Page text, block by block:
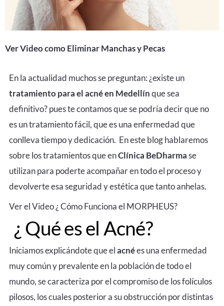
Ver Video como Eliminar Manchas y Pecas
En la actualidad muchos se preguntan: ¿existe un
tratamiento para el acné en Medellínque sea
definitivo? pues te contamos que se podría decir que no
es un tratamiento fácil, que es una enfermedad que
conlleva tiempo y dedicación. En este blog hablaremos
sobre los tratamientos que enClínica BeDharmase
utilizan para poderte acompañar en todo el proceso y
devolverte esa seguridad y estética que tanto anhelas.
Ver el Video ¿ Cómo Funciona el MORPHEUS?
¿ Qué es el Acné?
Iniciamos explicándote que elacnées una enfermedad
muy común y prevalente en la población de todo el
mundo, se caracteriza por el compromiso de los folículos
pilosos, los cuales posterior a su obstrucción por distintas